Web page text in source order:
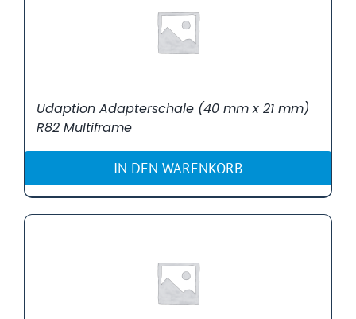
Udaption Adapterschale (40 mm x 21 mm)
R82 Multiframe
IN DEN WARENKORB